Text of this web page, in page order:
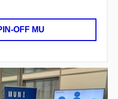
OFF MU